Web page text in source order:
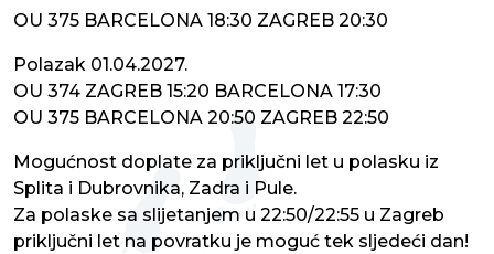
OU 375 BARCELONA 18:30 ZAGREB 20:30
Polazak 01.04.2027.
OU 374 ZAGREB 15:20 BARCELONA 17:30
OU 375 BARCELONA 20:50 ZAGREB 22:50
Mogućnost doplate za priključni let u polasku iz
Splita i Dubrovnika, Zadra i Pule.
Za polaske sa slijetanjem u 22:50/22:55 u Zagreb
priključni let na povratku je moguć tek sljedeći dan!